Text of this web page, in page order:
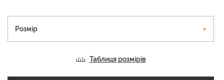
Розмір
Таблиця розмірів